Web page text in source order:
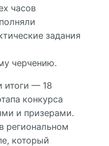
часов
задания
черчению.
— 18
конкурса
и призерами.
региональном
который